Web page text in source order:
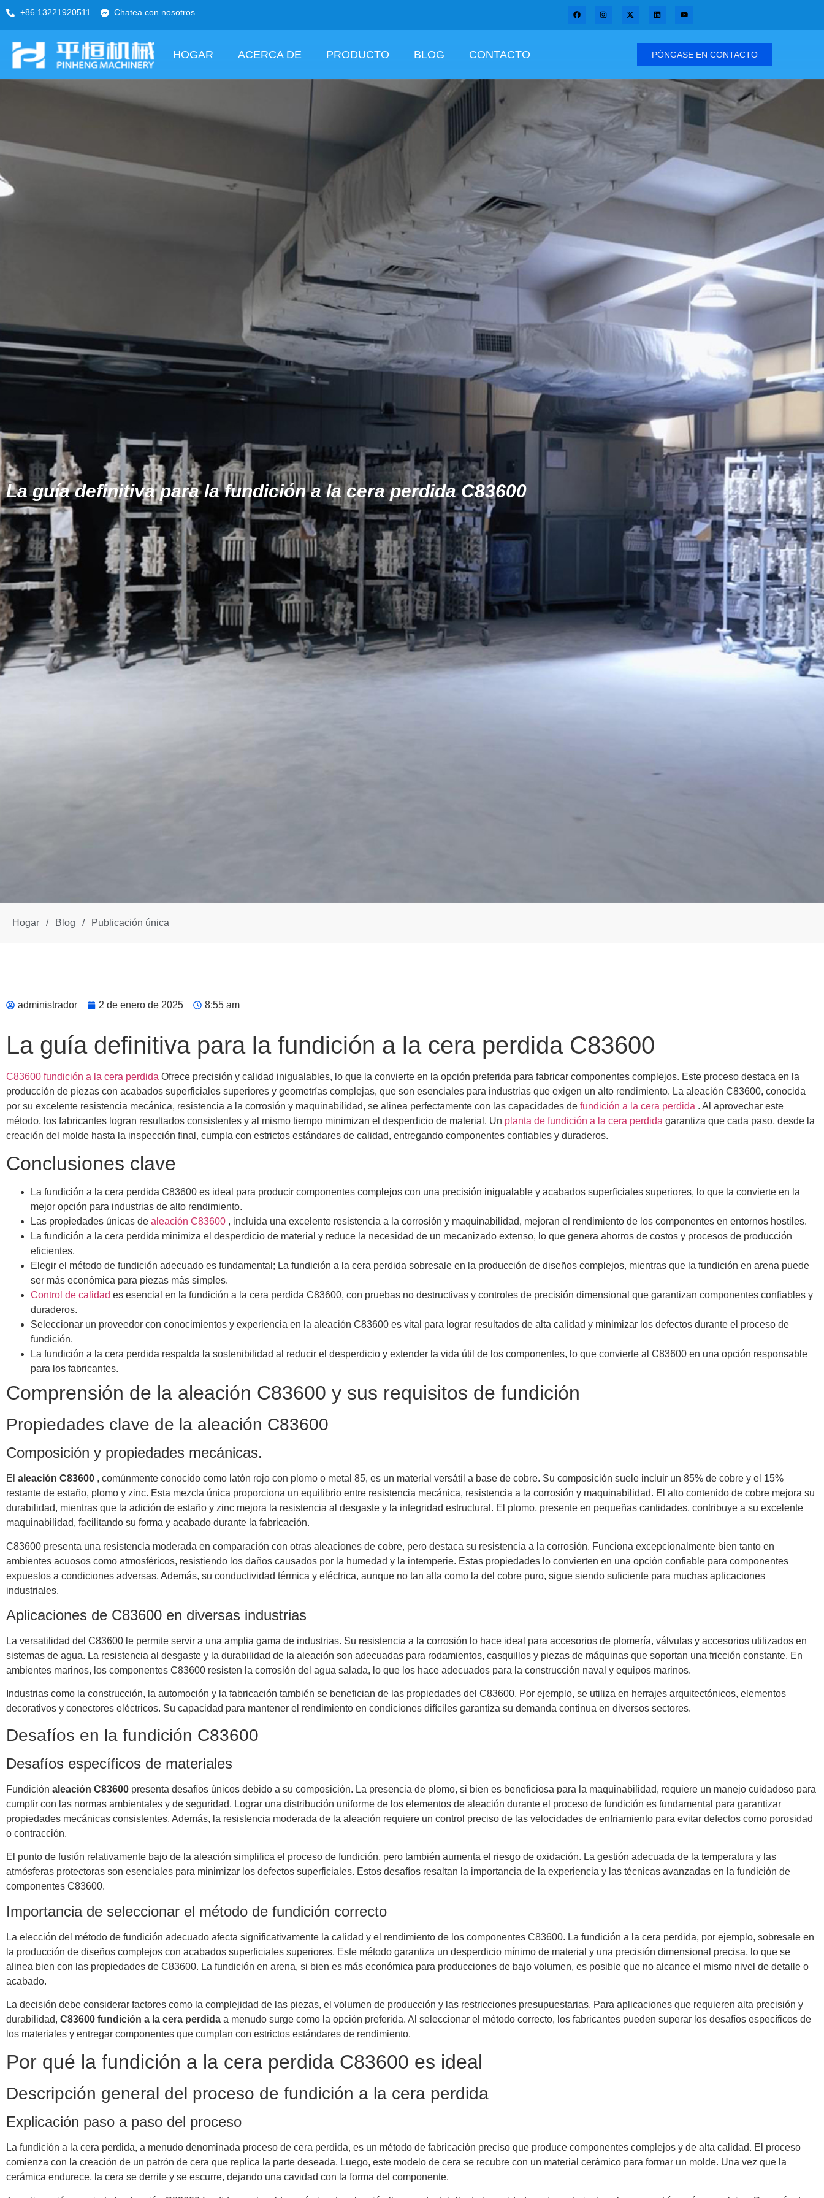
+86 13221920511 Chatea con nosotros
HOGAR ACERCA DE PRODUCTO BLOG CONTACTO PÓNGASE EN CONTACTO
La guía definitiva para la fundición a la cera perdida C83600
Hogar / Blog / Publicación única
administrador 2 de enero de 2025 8:55 am
La guía definitiva para la fundición a la cera perdida C83600
C83600 fundición a la cera perdida Ofrece precisión y calidad inigualables, lo que la convierte en la opción preferida para fabricar componentes complejos. Este proceso destaca en la
producción de piezas con acabados superficiales superiores y geometrías complejas, que son esenciales para industrias que exigen un alto rendimiento. La aleación C83600, conocida
por su excelente resistencia mecánica, resistencia a la corrosión y maquinabilidad, se alinea perfectamente con las capacidades de fundición a la cera perdida . Al aprovechar este
método, los fabricantes logran resultados consistentes y al mismo tiempo minimizan el desperdicio de material. Un planta de fundición a la cera perdida garantiza que cada paso, desde la
creación del molde hasta la inspección final, cumpla con estrictos estándares de calidad, entregando componentes confiables y duraderos.
Conclusiones clave
La fundición a la cera perdida C83600 es ideal para producir componentes complejos con una precisión inigualable y acabados superficiales superiores, lo que la convierte en la
mejor opción para industrias de alto rendimiento.
Las propiedades únicas de aleación C83600 , incluida una excelente resistencia a la corrosión y maquinabilidad, mejoran el rendimiento de los componentes en entornos hostiles.
La fundición a la cera perdida minimiza el desperdicio de material y reduce la necesidad de un mecanizado extenso, lo que genera ahorros de costos y procesos de producción
eficientes.
Elegir el método de fundición adecuado es fundamental; La fundición a la cera perdida sobresale en la producción de diseños complejos, mientras que la fundición en arena puede
ser más económica para piezas más simples.
Control de calidad es esencial en la fundición a la cera perdida C83600, con pruebas no destructivas y controles de precisión dimensional que garantizan componentes confiables y
duraderos.
Seleccionar un proveedor con conocimientos y experiencia en la aleación C83600 es vital para lograr resultados de alta calidad y minimizar los defectos durante el proceso de
fundición.
La fundición a la cera perdida respalda la sostenibilidad al reducir el desperdicio y extender la vida útil de los componentes, lo que convierte al C83600 en una opción responsable
para los fabricantes.
Comprensión de la aleación C83600 y sus requisitos de fundición
Propiedades clave de la aleación C83600
Composición y propiedades mecánicas.
El aleación C83600 , comúnmente conocido como latón rojo con plomo o metal 85, es un material versátil a base de cobre. Su composición suele incluir un 85% de cobre y el 15%
restante de estaño, plomo y zinc. Esta mezcla única proporciona un equilibrio entre resistencia mecánica, resistencia a la corrosión y maquinabilidad. El alto contenido de cobre mejora su
durabilidad, mientras que la adición de estaño y zinc mejora la resistencia al desgaste y la integridad estructural. El plomo, presente en pequeñas cantidades, contribuye a su excelente
maquinabilidad, facilitando su forma y acabado durante la fabricación.
C83600 presenta una resistencia moderada en comparación con otras aleaciones de cobre, pero destaca su resistencia a la corrosión. Funciona excepcionalmente bien tanto en
ambientes acuosos como atmosféricos, resistiendo los daños causados ​​por la humedad y la intemperie. Estas propiedades lo convierten en una opción confiable para componentes
expuestos a condiciones adversas. Además, su conductividad térmica y eléctrica, aunque no tan alta como la del cobre puro, sigue siendo suficiente para muchas aplicaciones
industriales.
Aplicaciones de C83600 en diversas industrias
La versatilidad del C83600 le permite servir a una amplia gama de industrias. Su resistencia a la corrosión lo hace ideal para accesorios de plomería, válvulas y accesorios utilizados en
sistemas de agua. La resistencia al desgaste y la durabilidad de la aleación son adecuadas para rodamientos, casquillos y piezas de máquinas que soportan una fricción constante. En
ambientes marinos, los componentes C83600 resisten la corrosión del agua salada, lo que los hace adecuados para la construcción naval y equipos marinos.
Industrias como la construcción, la automoción y la fabricación también se benefician de las propiedades del C83600. Por ejemplo, se utiliza en herrajes arquitectónicos, elementos
decorativos y conectores eléctricos. Su capacidad para mantener el rendimiento en condiciones difíciles garantiza su demanda continua en diversos sectores.
Desafíos en la fundición C83600
Desafíos específicos de materiales
Fundición aleación C83600 presenta desafíos únicos debido a su composición. La presencia de plomo, si bien es beneficiosa para la maquinabilidad, requiere un manejo cuidadoso para
cumplir con las normas ambientales y de seguridad. Lograr una distribución uniforme de los elementos de aleación durante el proceso de fundición es fundamental para garantizar
propiedades mecánicas consistentes. Además, la resistencia moderada de la aleación requiere un control preciso de las velocidades de enfriamiento para evitar defectos como porosidad
o contracción.
El punto de fusión relativamente bajo de la aleación simplifica el proceso de fundición, pero también aumenta el riesgo de oxidación. La gestión adecuada de la temperatura y las
atmósferas protectoras son esenciales para minimizar los defectos superficiales. Estos desafíos resaltan la importancia de la experiencia y las técnicas avanzadas en la fundición de
componentes C83600.
Importancia de seleccionar el método de fundición correcto
La elección del método de fundición adecuado afecta significativamente la calidad y el rendimiento de los componentes C83600. La fundición a la cera perdida, por ejemplo, sobresale en
la producción de diseños complejos con acabados superficiales superiores. Este método garantiza un desperdicio mínimo de material y una precisión dimensional precisa, lo que se
alinea bien con las propiedades de C83600. La fundición en arena, si bien es más económica para producciones de bajo volumen, es posible que no alcance el mismo nivel de detalle o
acabado.
La decisión debe considerar factores como la complejidad de las piezas, el volumen de producción y las restricciones presupuestarias. Para aplicaciones que requieren alta precisión y
durabilidad, C83600 fundición a la cera perdida a menudo surge como la opción preferida. Al seleccionar el método correcto, los fabricantes pueden superar los desafíos específicos de
los materiales y entregar componentes que cumplan con estrictos estándares de rendimiento.
Por qué la fundición a la cera perdida C83600 es ideal
Descripción general del proceso de fundición a la cera perdida
Explicación paso a paso del proceso
La fundición a la cera perdida, a menudo denominada proceso de cera perdida, es un método de fabricación preciso que produce componentes complejos y de alta calidad. El proceso
comienza con la creación de un patrón de cera que replica la parte deseada. Luego, este modelo de cera se recubre con un material cerámico para formar un molde. Una vez que la
cerámica endurece, la cera se derrite y se escurre, dejando una cavidad con la forma del componente.